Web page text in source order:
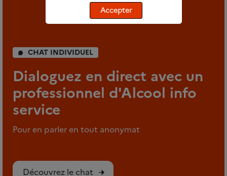
CHAT INDIVIDUEL
Dialoguez en direct avec un
professionnel d'Alcool info
service
Pour en parler en tout anonymat
Découvrez le chat
Accepter